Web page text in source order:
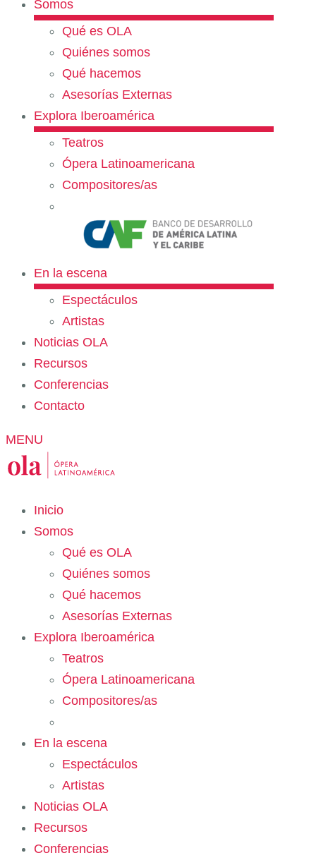
Somos
Qué es OLA
Quiénes somos
Qué hacemos
Asesorías Externas
Explora Iberoamérica
Teatros
Ópera Latinoamericana
Compositores/as
En la escena
Espectáculos
Artistas
Noticias OLA
Recursos
Conferencias
Contacto
MENU
Inicio
Somos
Qué es OLA
Quiénes somos
Qué hacemos
Asesorías Externas
Explora Iberoamérica
Teatros
Ópera Latinoamericana
Compositores/as
En la escena
Espectáculos
Artistas
Noticias OLA
Recursos
Conferencias